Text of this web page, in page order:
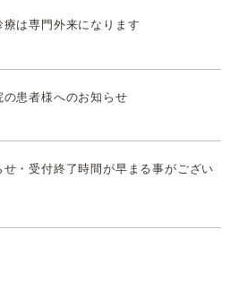
は専門外来になります
の患者様へのお知らせ
・受付終了時間が早まる事がござい